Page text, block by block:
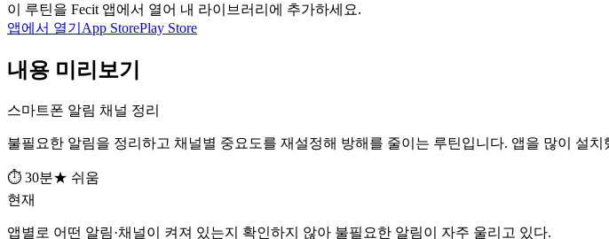
이 루틴을 Fecit 앱에서 열어 내 라이브러리에 추가하세요.
앱에서 열기 App StorePlay Store
내용 미리보기
스마트폰 알림 채널 정리
불필요한 알림을 정리하고 채널별 중요도를 재설정해 방해를 줄이는 루틴입니다. 앱을 많이 설
⏱ 30분★ 쉬움
현재
앱별로 어떤 알림·채널이 켜져 있는지 확인하지 않아 불필요한 알림이 자주 울리고 있다.